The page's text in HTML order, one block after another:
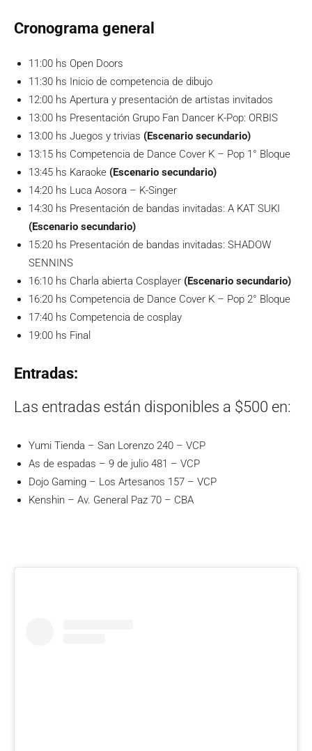
Cronograma general
11:00 hs Open Doors
11:30 hs Inicio de competencia de dibujo
12:00 hs Apertura y presentación de artistas invitados
13:00 hs Presentación Grupo Fan Dancer K-Pop: ORBIS
13:00 hs Juegos y trivias (Escenario secundario)
13:15 hs Competencia de Dance Cover K – Pop 1° Bloque
13:45 hs Karaoke (Escenario secundario)
14:20 hs Luca Aosora – K-Singer
14:30 hs Presentación de bandas invitadas: A KAT SUKI
(Escenario secundario)
15:20 hs Presentación de bandas invitadas: SHADOW
SENNINS
16:10 hs Charla abierta Cosplayer (Escenario secundario)
16:20 hs Competencia de Dance Cover K – Pop 2° Bloque
17:40 hs Competencia de cosplay
19:00 hs Final
Entradas:
Las entradas están disponibles a $500 en:
Yumi Tienda – San Lorenzo 240 – VCP
As de espadas – 9 de julio 481 – VCP
Dojo Gaming – Los Artesanos 157 – VCP
Kenshin – Av. General Paz 70 – CBA